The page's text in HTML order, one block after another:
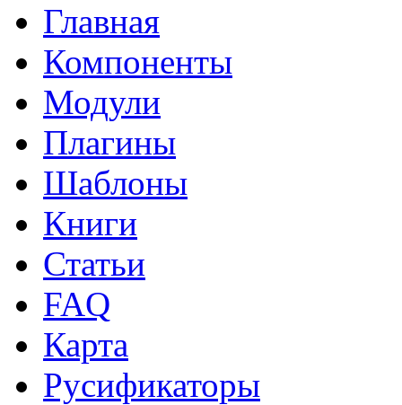
Главная
Компоненты
Модули
Плагины
Шаблоны
Книги
Статьи
FAQ
Карта
Русификаторы